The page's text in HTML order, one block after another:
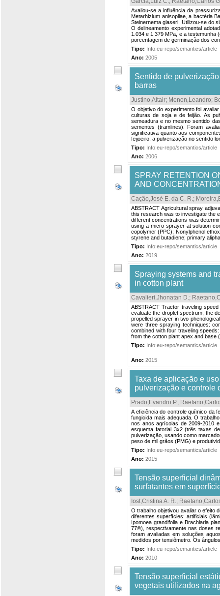
Avaliou-se a influência da
Metarhizium anisopliae, a bactéria
Steinernema glaseri. Utilizou-se do
O delineamento experimental
1.034 e 1.379 MPa, e a testemunha
porcentagem de germinação dos
Tipo: Info:eu-repo/semantics/article
Ano: 2005
Sentido de
barras
Justino,Altair; Menon,Leandro;
O objetivo do experimento foi
culturas de soja e de feijão. As
semeadura e no mesmo sentido
sementes (tramlines). Foram
significativa quanto aos
feijoeiro, a pulverização no sentido
Tipo: Info:eu-repo/semantics/article
Ano: 2006
SPRAY RETENTION
AND
Cação,José E. da C. R.;
ABSTRACT Agricultural spray
this research was to investigate the
different concentrations was
using a micro-sprayer at solution
copolymer (PPC); Nonylphenol
styrene and butadiene; primary
Tipo: Info:eu-repo/semantics/article
Ano: 2019
Spraying systems and
in cotton plant
Cavalieri,Jhonatan D.;
ABSTRACT Tractor traveling
evaluate the droplet spectrum, the
propelled sprayer in two
were three spraying techniques:
combined with four traveling
from the cotton plant apex and base
Tipo: Info:eu-repo/semantics/article
Ano: 2015
Taxa de aplicação e
pulverização e controle
Prado,Evandro P.;
A eficiência do controle químico da
fungicida mais adequada. O
nos anos agrícolas de 2009-2010
esquema fatorial 3x2 (três taxas
pulverização, usando como
peso de mil grãos (PMG) e
Tipo: Info:eu-repo/semantics/article
Ano: 2015
Tensão superficial
surfatantes em
Iost,Cristina A. R.;
O trabalho objetivou avaliar o efeito
diferentes superfícies: artificiais
Ipomoea grandifolia e Brachiaria
77®), respectivamente nas doses
foram avaliadas em soluções
medidos por tensiômetro. Os
Tipo: Info:eu-repo/semantics/article
Ano: 2010
Tensão superficial
vegetais utilizados na